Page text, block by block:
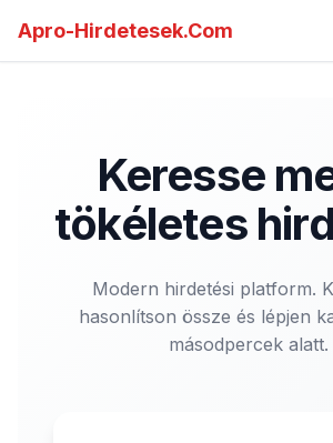
Apro-Hirdetesek.Com
Keresse
tökéletes
Modern hirdetési platform.
hasonlítson össze és lépjen
másodpercek alatt.